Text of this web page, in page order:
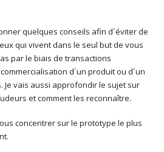
quelques conseils afin d´éviter de
qui vivent dans le seul but de vous
par le biais de transactions
d´un produit ou d´un
Je vais aussi approfondir le sujet sur
et comment les reconnaître.
concentrer sur le prototype le plus